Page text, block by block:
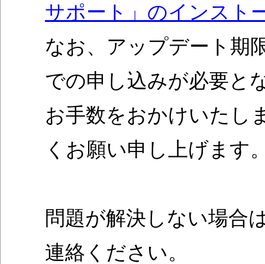
サポート」のインスト
なお、アップデート期
での申し込みが必要と
お手数をおかけいたし
くお願い申し上げます
問題が解決しない場合
連絡ください。